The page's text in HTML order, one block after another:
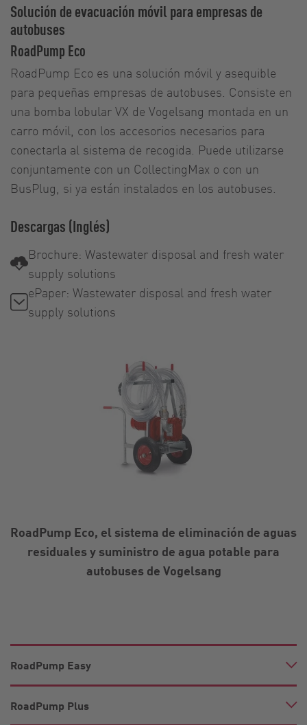
Solución de evacuación móvil para empresas de
autobuses
RoadPump Eco
RoadPump Eco es una solución móvil y asequible
para pequeñas empresas de autobuses. Consiste en
una bomba lobular VX de Vogelsang montada en un
carro móvil, con los accesorios necesarios para
conectarla al sistema de recogida. Puede utilizarse
conjuntamente con un CollectingMax o con un
BusPlug, si ya están instalados en los autobuses.
Descargas (Inglés)
Brochure: Wastewater disposal and fresh water
supply solutions
ePaper: Wastewater disposal and fresh water
supply solutions
RoadPump Eco, el sistema de eliminación de aguas
residuales y suministro de agua potable para
autobuses de Vogelsang
RoadPump Easy
RoadPump Plus